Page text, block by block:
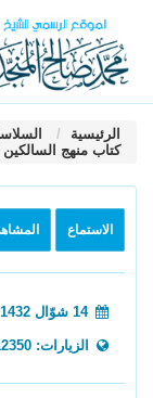
الرئيسية
كتاب منهج السالكين
الاستماع
14 شوّال 1432
الزيارات: 12350